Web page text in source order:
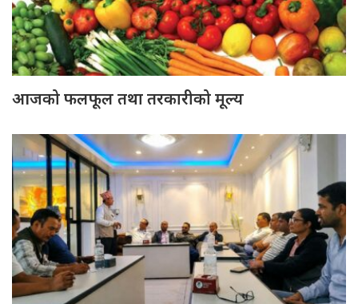
आजको फलफूल तथा तरकारीको मूल्य